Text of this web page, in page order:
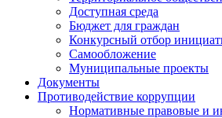
Доступная среда
Бюджет для граждан
Конкурсный отбор
Самообложение
Муниципальные проекты
Документы
Противодействие коррупции
Нормативные правовые и